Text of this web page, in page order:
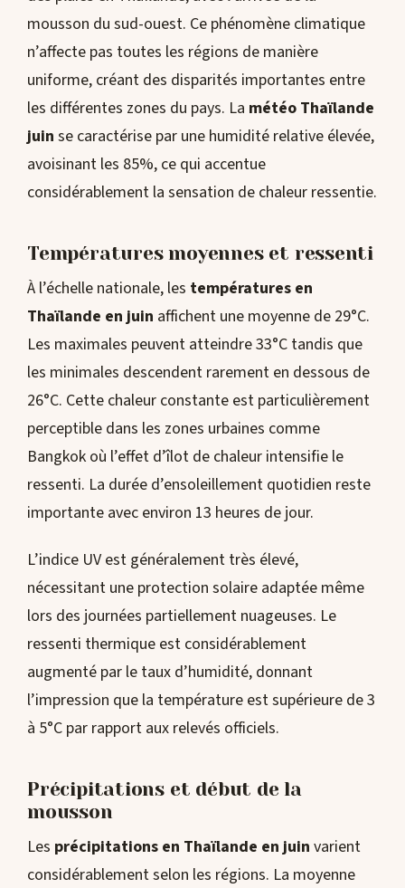
mousson du sud-ouest. Ce phénomène climatique
n’affecte pas toutes les régions de manière
uniforme, créant des disparités importantes entre
les différentes zones du pays. La météo Thaïlande
juin se caractérise par une humidité relative élevée,
avoisinant les 85%, ce qui accentue
considérablement la sensation de chaleur ressentie.
Températures moyennes et ressenti
À l’échelle nationale, les températures en
Thaïlande en juin affichent une moyenne de 29°C.
Les maximales peuvent atteindre 33°C tandis que
les minimales descendent rarement en dessous de
26°C. Cette chaleur constante est particulièrement
perceptible dans les zones urbaines comme
Bangkok où l’effet d’îlot de chaleur intensifie le
ressenti. La durée d’ensoleillement quotidien reste
importante avec environ 13 heures de jour.
L’indice UV est généralement très élevé,
nécessitant une protection solaire adaptée même
lors des journées partiellement nuageuses. Le
ressenti thermique est considérablement
augmenté par le taux d’humidité, donnant
l’impression que la température est supérieure de 3
à 5°C par rapport aux relevés officiels.
Précipitations et début de la
mousson
Les précipitations en Thaïlande en juin varient
considérablement selon les régions. La moyenne